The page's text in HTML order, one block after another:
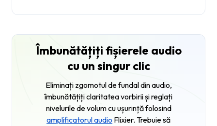
Îmbunătățiți fișierele audio
cu un singur clic
Eliminați zgomotul de fundal din audio,
îmbunătățiți claritatea vorbirii și reglați
nivelurile de volum cu ușurință folosind
amplificatorul audio Flixier. Trebuie să